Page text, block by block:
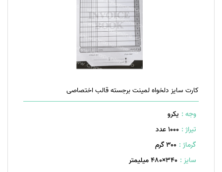
کارت سایز دلخواه لمینت برجسته قالب اختصاصی
وجه : یکرو
تیراژ : 1000 عدد
گرماژ : ۳۰۰ گرم
سایز : 340×480 میلیمتر